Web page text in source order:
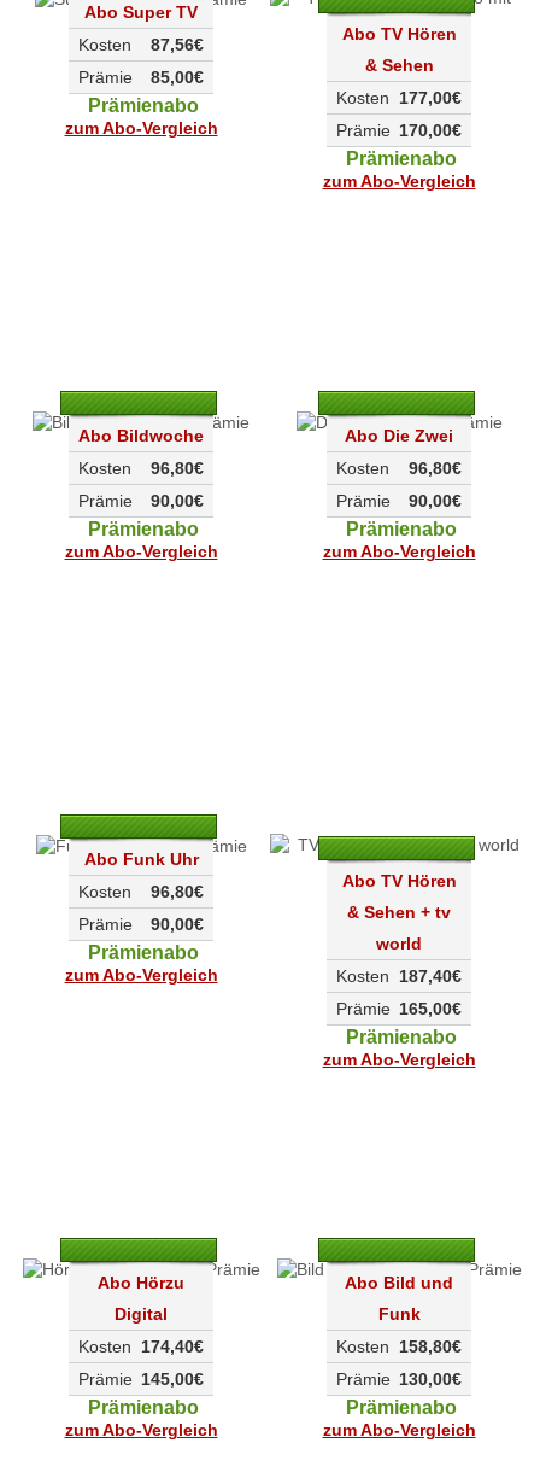
Abo Super TV
87,56€
Kosten
85,00€
Prämie
Prämienabo
zum Abo-Vergleich
Abo TV Hören
& Sehen
177,00€
Kosten
170,00€
Prämie
Prämienabo
zum Abo-Vergleich
Abo Bildwoche
96,80€
Kosten
90,00€
Prämie
Prämienabo
zum Abo-Vergleich
Abo Die Zwei
96,80€
Kosten
90,00€
Prämie
Prämienabo
zum Abo-Vergleich
Abo Funk Uhr
96,80€
Kosten
90,00€
Prämie
Prämienabo
zum Abo-Vergleich
Abo TV Hören
& Sehen + tv
world
187,40€
Kosten
165,00€
Prämie
Prämienabo
zum Abo-Vergleich
Abo Hörzu
Digital
174,40€
Kosten
145,00€
Prämie
Prämienabo
zum Abo-Vergleich
Abo Bild und
Funk
158,80€
Kosten
130,00€
Prämie
Prämienabo
zum Abo-Vergleich